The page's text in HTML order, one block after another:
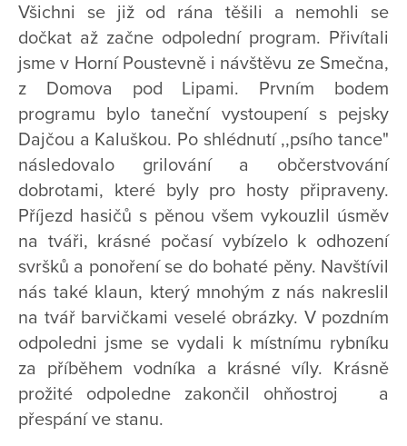
Všichni se již od rána těšili a nemohli se
dočkat až začne odpolední program. Přivítali
jsme v Horní Poustevně i návštěvu ze Smečna,
z Domova pod Lipami. Prvním bodem
programu bylo taneční vystoupení s pejsky
Dajčou a Kaluškou. Po shlédnutí ,,psího tance"
následovalo grilování a občerstvování
dobrotami, které byly pro hosty připraveny.
Příjezd hasičů s pěnou všem vykouzlil úsměv
na tváři, krásné počasí vybízelo k odhození
svršků a ponoření se do bohaté pěny. Navštívil
nás také klaun, který mnohým z nás nakreslil
na tvář barvičkami veselé obrázky. V pozdním
odpoledni jsme se vydali k místnímu rybníku
za příběhem vodníka a krásné víly. Krásně
prožité odpoledne zakončil ohňostroj a
přespání ve stanu.